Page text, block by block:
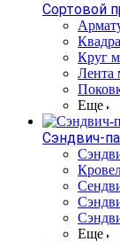
Сортовой
Круг
Лента
Еще
Сэндвич-
Еще